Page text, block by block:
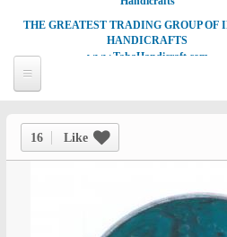
THE GREATEST TRADING GROUP OF
HANDICRAFTS
www.TahaHandicraft.com
16 Like